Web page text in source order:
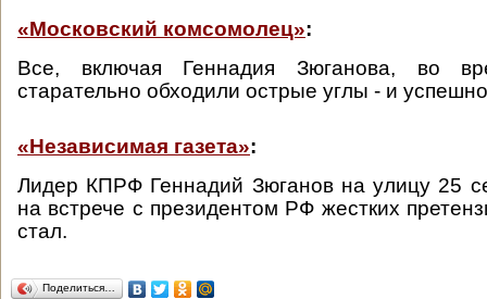
«Московский комсомолец»:
Все, включая Геннадия Зюганова, во
старательно обходили острые углы - и
«Независимая газета»:
Лидер КПРФ Геннадий Зюганов на улицу 25
на встрече с президентом РФ жестких
стал.
Поделиться…